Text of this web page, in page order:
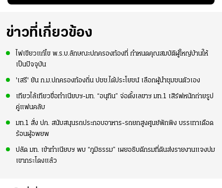
สุดๆ กับการเยือนไทย
ข่าวที่เกี่ยวข้อง
ไฟเขียวแก้ไข พ.ร.บ.ลักษณะปกครองท้องที่ กำหนดคุณสมบัติผู้ใหญ่บ้านให้
เป็นปัจจุบัน
'เสรี' ยัน ก.ม.ปกครองท้องถิ่น ปชช.ได้ประโยชน์ เลือกผู้นำชุมชนตัวเอง
เทียวไล้เทียวขื่อทำเนียบฯ-มท. “อนุทิน” จ่อตั้งเลขาฯ มท.1 เสิร์ฟหนักถ่ายรูป
คู่แฟนคลับ
มท.1 สั่ง ปภ. สนับสนุนรถประกอบอาหาร-รถยกสูงศูนย์พักพิง บรรเทาเดือด
ร้อนผู้อพยพ
ปลัด มท. เข้าทำเนียบฯ พบ “ภูมิธรรม” เผยอธิบดีกรมที่ดินส่งรายงานแจงปม
เขากระโดงแล้ว